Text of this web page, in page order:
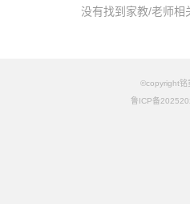
没有找到家教/老师相
©copyright铭
鲁ICP备